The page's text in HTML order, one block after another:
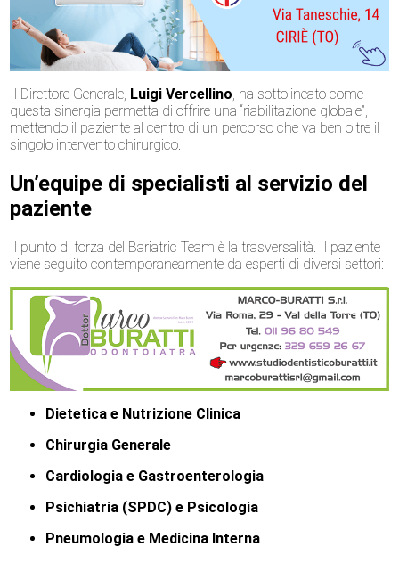
Il Direttore Generale, Luigi Vercellino, ha sottolineato come
questa sinergia permetta di offrire una “riabilitazione globale”,
mettendo il paziente al centro di un percorso che va ben oltre il
singolo intervento chirurgico.
Un’equipe di specialisti al servizio del
paziente
Il punto di forza del Bariatric Team è la trasversalità. Il paziente
viene seguito contemporaneamente da esperti di diversi settori:
Dietetica e Nutrizione Clinica
Chirurgia Generale
Cardiologia e Gastroenterologia
Psichiatria (SPDC) e Psicologia
Pneumologia e Medicina Interna